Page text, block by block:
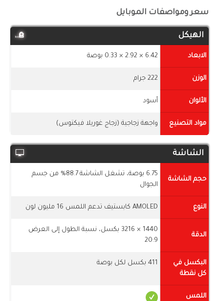
سعر ومواصفات الموبايل
الهيكل
الابعاد 6.42 × 2.92 × 0.33 بوصة
الوزن 222 جرام
الألوان أسود
مواد التصنيع واجهة زجاجية (زجاج غوريلا فيكتوس)
الشاشة
حجم الشاشة
6.75 بوصة، تشغل الشاشة 88.7% من جسم
الجوال
النوع AMOLED كابستيف تدعم اللمس 16 مليون لون
الدقة
1440 × 3216 بكسل، نسبة الطول إلى العرض
20:9
البكسل في
كل نقطة
411 بكسل لكل بوصة
اللمس